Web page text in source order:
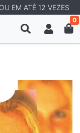
EM ATÉ 12 VEZES
0